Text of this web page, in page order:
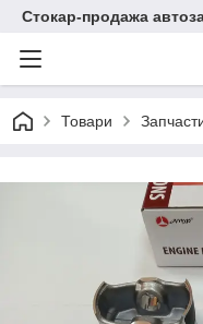
Стокар-продажа
Товари